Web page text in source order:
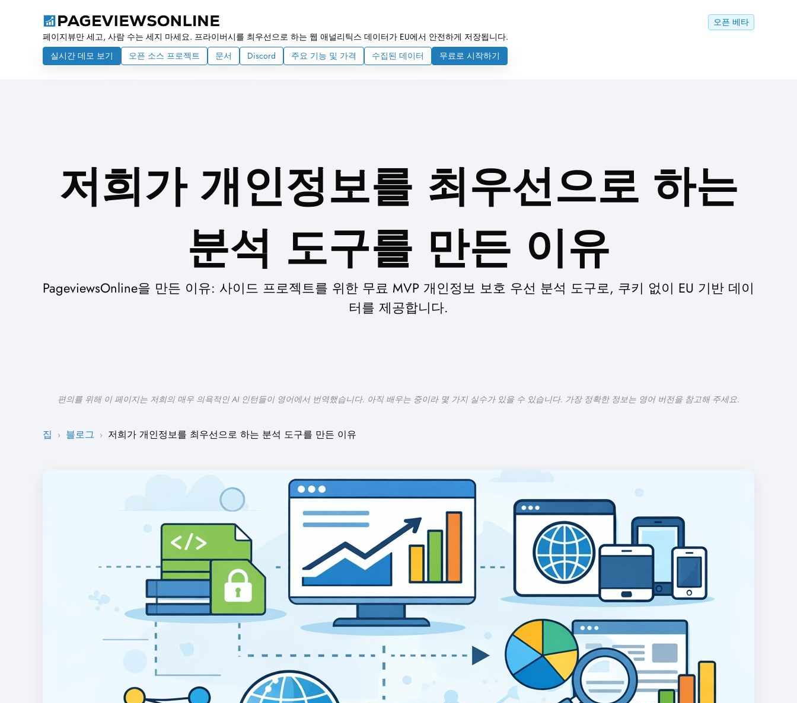
오픈 베타
페이지뷰만 세고, 사람 수는 세지 마세요. 프라이버시를 최우선으로 하는 웹 애널리틱스 데이터가 EU에서 안전하게 저장됩니다.
실시간 데모 보기
오픈 소스 프로젝트 문서 Discord 주요 기능 및 가격 수집된 데이터 무료로 시작하기
저희가 개인정보를 최우선으로 하는
분석 도구를 만든 이유
PageviewsOnline을 만든 이유: 사이드 프로젝트를 위한 무료 MVP 개인정보 보호 우선 분석 도구로, 쿠키 없이 EU 기반 데이
터를 제공합니다.
편의를 위해 이 페이지는 저희의 매우 의욕적인 AI 인턴들이 영어에서 번역했습니다. 아직 배우는 중이라 몇 가지 실수가 있을 수 있습니다. 가장 정확한 정보는 영어 버전을 참고해 주세요.
집 › 블로그 › 저희가 개인정보를 최우선으로 하는 분석 도구를 만든 이유